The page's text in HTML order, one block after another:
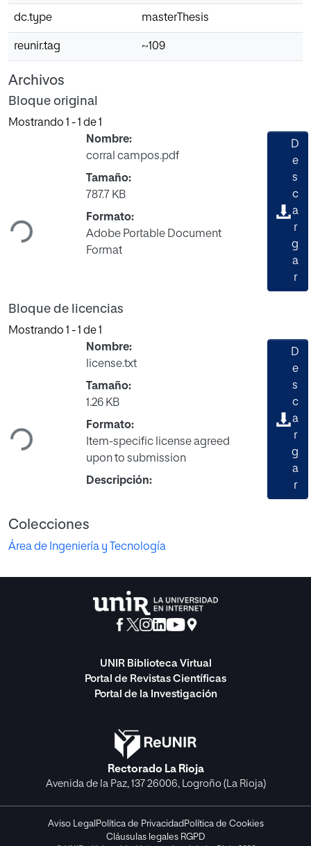
dc.type masterThesis
reunir.tag ~109
Archivos
Bloque original
Mostrando 1 - 1 de 1
Cargando...
Nombre:
corral campos.pdf
Tamaño:
787.7 KB
Formato:
Adobe Portable Document
Format
D
e
s
c
a
r
g
a
r
Bloque de licencias
Mostrando 1 - 1 de 1
Cargando...
Nombre:
license.txt
Tamaño:
1.26 KB
Formato:
Item-specific license agreed
upon to submission
Descripción:
D
e
s
c
a
r
g
a
r
Colecciones
Área de Ingeniería y Tecnología
UNIR Biblioteca Virtual
Portal de Revistas Científicas
Portal de la Investigación
Rectorado La Rioja
Avenida de la Paz, 137 26006, Logroño (La Rioja)
Aviso Legal Política de Privacidad Política de Cookies
Cláusulas legales RGPD